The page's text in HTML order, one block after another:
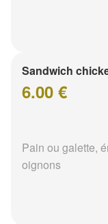
Sandwich
6.00 €
Pain ou galette,
oignons